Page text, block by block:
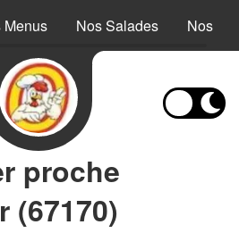
Menus Nos Salades Nos
proche
(67170)